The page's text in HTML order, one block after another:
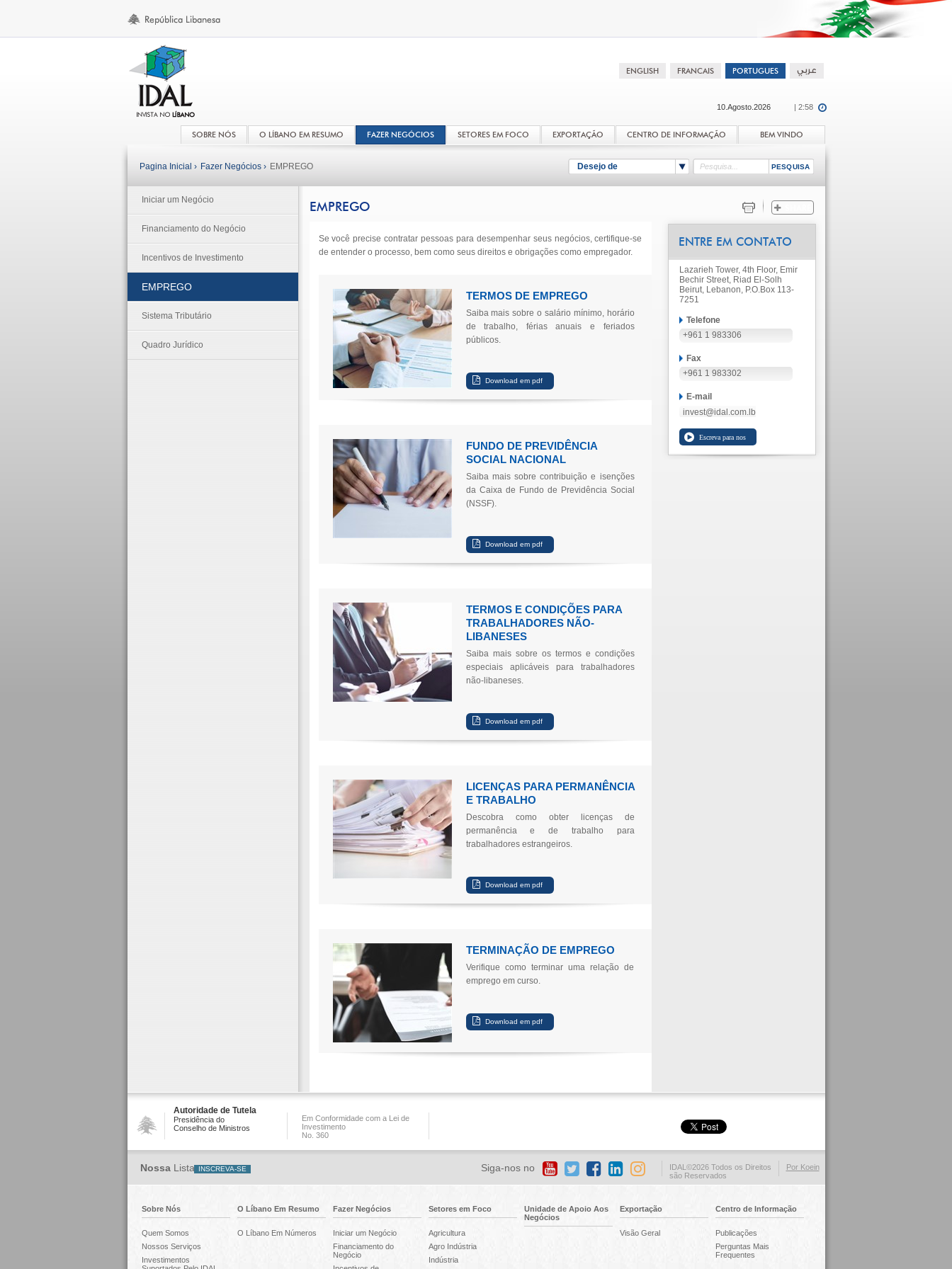
10.Agosto.2026 | 2:58
SOBRE NÓS O LÍBANO EM RESUMO FAZER NEGÓCIOS SETORES EM FOCO EXPORTAÇÃO CENTRO DE INFORMAÇÃO BEM VINDO
Desejo de
Pagina Inicial › Fazer Negócios › EMPREGO
Iniciar um Negócio
Financiamento do Negócio
Incentivos de Investimento
EMPREGO
Sistema Tributário
Quadro Jurídico
EMPREGO
Se você precise contratar pessoas para desempenhar seus negócios, certifique-se
de entender o processo, bem como seus direitos e obrigações como empregador.
TERMOS DE EMPREGO
Saiba mais sobre o salário mínimo, horário
de trabalho, férias anuais e feriados
públicos.
FUNDO DE PREVIDÊNCIA
SOCIAL NACIONAL
Saiba mais sobre contribuição e isenções
da Caixa de Fundo de Previdência Social
(NSSF).
TERMOS E CONDIÇÕES PARA
TRABALHADORES NÃO-
LIBANESES
Saiba mais sobre os termos e condições
especiais aplicáveis para trabalhadores
não-libaneses.
LICENÇAS PARA PERMANÊNCIA
E TRABALHO
Descobra como obter licenças de
permanência e de trabalho para
trabalhadores estrangeiros.
TERMINAÇÃO DE EMPREGO
Verifique como terminar uma relação de
emprego em curso.
ENTRE EM CONTATO
Lazarieh Tower, 4th Floor, Emir
Bechir Street, Riad El-Solh
Beirut, Lebanon, P.O.Box 113-
7251
Telefone
+961 1 983306
Fax
+961 1 983302
E-mail
invest@idal.com.lb
Autoridade de Tutela
Presidência do
Conselho de Ministros
Em Conformidade com a Lei de
Investimento
No. 360
Por Koein
IDAL©2026 Todos os Direitos
são Reservados
NossaLista Siga-nos no
Sobre Nós
Quem Somos
Nossos Serviços
Investimentos
O Líbano Em Resumo
O Líbano Em Números
Fazer Negócios
Iniciar um Negócio
Financiamento do
Negócio
Setores em Foco
Agricultura
Agro Indústria
Indústria
Unidade de Apoio Aos
Negócios
Exportação
Visão Geral
Centro de Informação
Publicações
Perguntas Mais
Frequentes